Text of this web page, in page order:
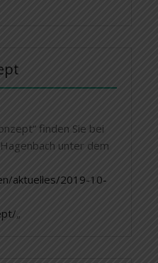
finden Sie bei
unter dem
aktuelles/2019-10-
„